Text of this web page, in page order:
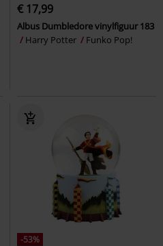
€ 17,99
Albus Dumbledore vinylfiguur 183
Harry Potter
Funko Pop!
-53%